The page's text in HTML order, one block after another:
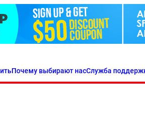
Почему выбирают насСлужба